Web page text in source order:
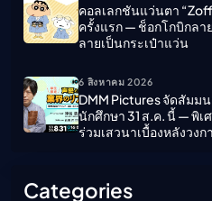
คอลเลกชันแว่นตา
ครั้งแรก — ช็อกโกบิกลา
ลายเป็นกระเป๋าแว่น
6 สิงหาคม 2026
DMM Pictures จัดสัมม
นักศึกษา 31 ส.ค. นี้ — พิ
ร่วมเสวนาเบื้องหลังวงก
Categories